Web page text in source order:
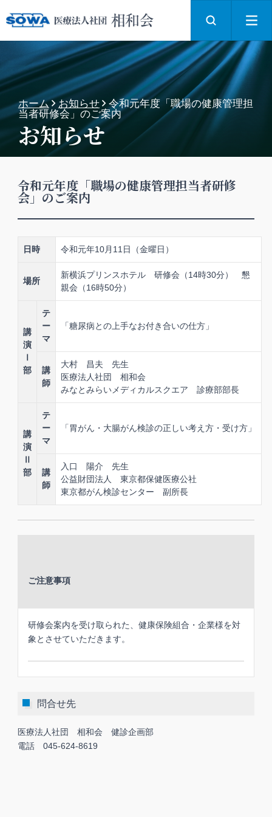
ホーム お知らせ
令和元年度「職場の健康管理担
当者研修会」のご案内
お知らせ
令和元年度「職場の健康管理担当者研修
会」のご案内
日時 令和元年10月11日（金曜日）
場所
新横浜プリンスホテル 研修会（14時30分） 懇
親会（16時50分）
講
演
Ⅰ
部
テ
ー
マ
「糖尿病との上手なお付き合いの仕方」
講
師
大村 昌夫 先生
医療法人社団 相和会
みなとみらいメディカルスクエア 診療部部長
講
演
Ⅱ
部
テ
ー
マ
「胃がん・大腸がん検診の正しい考え方・受け方」
講
師
入口 陽介 先生
公益財団法人 東京都保健医療公社
東京都がん検診センター 副所長
ご注意事項
研修会案内を受け取られた、健康保険組合・企業様を対
象とさせていただきます。
問合せ先
医療法人社団 相和会 健診企画部
電話 045-624-8619